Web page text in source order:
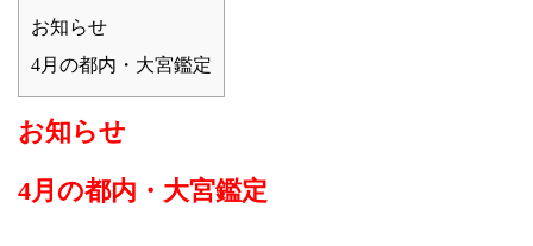
お知らせ
4月の都内・大宮鑑定
お知らせ
4月の都内・大宮鑑定